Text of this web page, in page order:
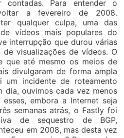
contadas. Para entender o
a fevereiro de 2008.
qualquer culpa, uma das
vídeos mais populares do
interrupção que durou várias
visualizações de vídeos. O
que até mesmo os meios de
divulgaram de forma ampla
um incidente de roteamento
dia, ouvimos cada vez menos
embora a Internet seja
semanas atrás, o Fastly foi
de sequestro de BGP,
em 2008, mas desta vez